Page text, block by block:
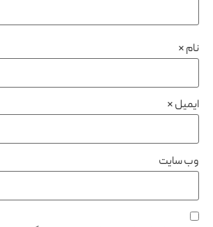
نام*
ایمیل*
وب‌ سایت